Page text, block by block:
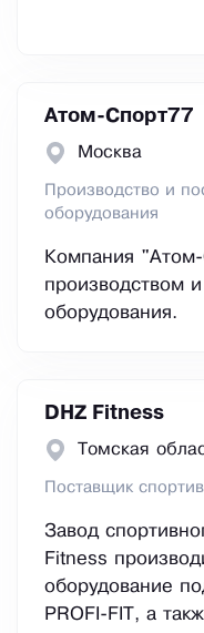
Атом-Спорт77
Москва
Производство и
оборудования
Компания
производством
оборудования.
DHZ Fitness
Томская
Поставщик
Завод
Fitness
оборудование
PROFI-FIT, а